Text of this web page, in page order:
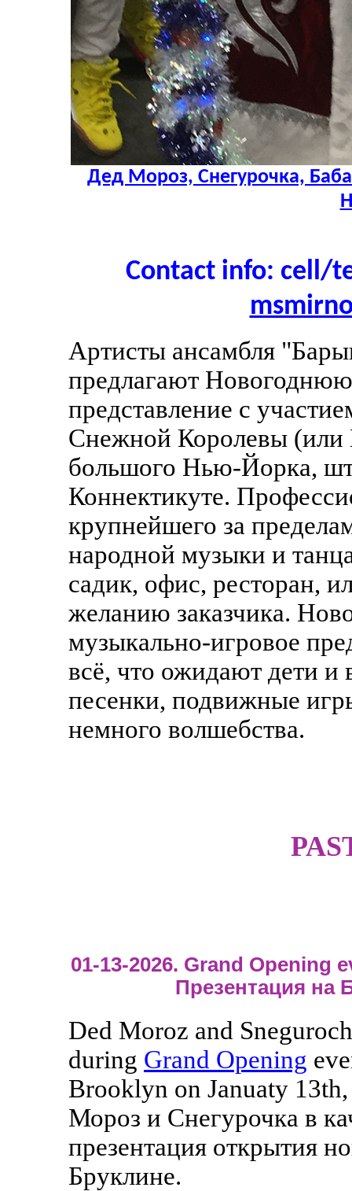
Дед Мороз, Снегурочка,
Contact info: cell/
Артисты ансамбля
предлагают
представление с
Снежной Королевы (или
большого Нью-Йорка,
Коннектикуте.
крупнейшего за
народной музыки и
садик, офис, ресторан,
желанию заказчика.
музыкально-игровое
всё, что ожидают дети и
песенки, подвижные
немного волшебства.
01-13-2026. Grand Opening
Презентация на
Ded Moroz and
during Grand Opening
Brooklyn on Januaty
Мороз и Снегурочка в
презентация открытия
Бруклине.